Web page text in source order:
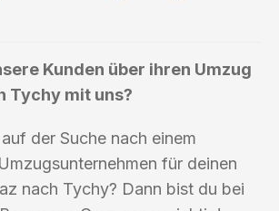
Kunden über ihren Umzug
Tychy mit uns?
der Suche nach einem
für deinen
nach Tychy? Dann bist du bei